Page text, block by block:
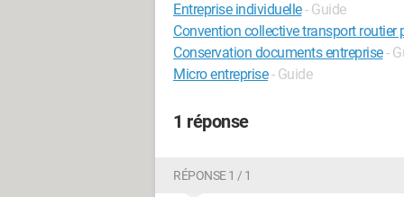
Entreprise individuelle- Guide
Convention collective transport routier
Conservation documents entreprise-
Micro entreprise - Guide
1 réponse
RÉPONSE 1 / 1